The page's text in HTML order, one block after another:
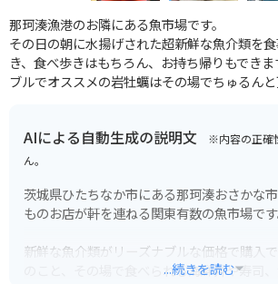
那珂湊漁港のお隣にある魚市場です。
その日の朝に水揚げされた超新鮮な魚介類を
き、食べ歩きはもちろん、お持ち帰りもでき
ブルでオススメの岩牡蠣はその場でちゅるんと
AIによる自動生成の説明文 ※内容の正確
ん。
茨城県ひたちなか市にある那珂湊おさかな
ものお店が軒を連ねる関東有数の魚市場です
新鮮な魚介類がリーズナブルな価格で購入
のこと、その場で食べられる海鮮丼や寿司
...続きを読む